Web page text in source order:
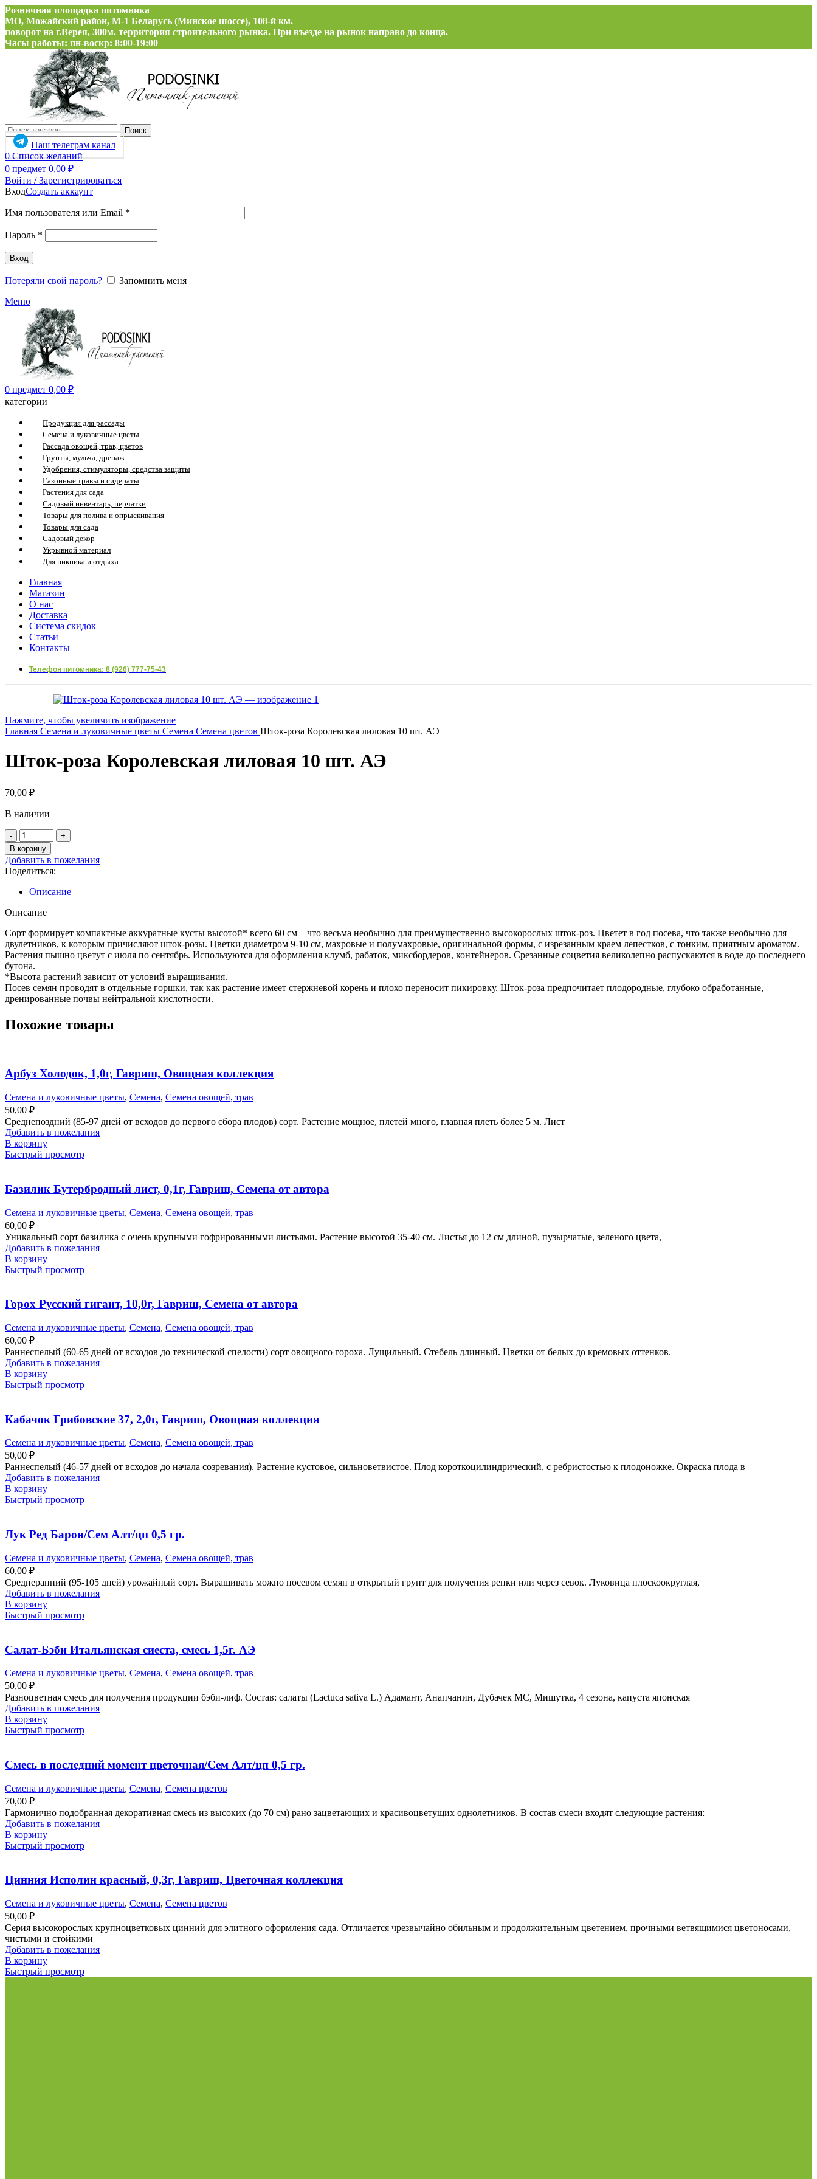
Розничная площадка питомника
МО, Можайский район, М-1 Беларусь (Минское шоссе), 108-й км.
поворот на г.Верея, 300м. территория строительного рынка. При въезде на рынок направо до конца.
Часы работы: пн-воскр: 8:00-19:00
Поиск
Наш телеграм канал
0 Список желаний
0 предмет 0,00 ₽
Войти / Зарегистрироваться
ВходСоздать аккаунт
Имя пользователя или Email *
Пароль *
Вход
Потеряли свой пароль?
Запомнить меня
Меню
0 предмет 0,00 ₽
категории
Продукция для рассады
Семена и луковичные цветы
Рассада овощей, трав, цветов
Грунты, мульча, дренаж
Удобрения, стимуляторы, средства защиты
Газонные травы и сидераты
Растения для сада
Садовый инвентарь, перчатки
Товары для полива и опрыскивания
Товары для сада
Садовый декор
Укрывной материал
Для пикника и отдыха
Главная
Магазин
О нас
Доставка
Система скидок
Статьи
Контакты
Телефон питомника: 8 (926) 777-75-43
Нажмите, чтобы увеличить изображение
Главная Семена и луковичные цветы Семена Семена цветов Шток-роза Королевская лиловая 10 шт. АЭ
Шток-роза Королевская лиловая 10 шт. АЭ
70,00 ₽
В наличии
Количество
товара
Шток-
роза
Королевская
лиловая
шт.
В корзину
Добавить в пожелания
Поделиться:
Описание
Описание
Сорт формирует компактные аккуратные кусты высотой* всего 60 см – что весьма необычно для преимущественно высокорослых шток-роз. Цветет в год посева, что также необычно для
двулетников, к которым причисляют шток-розы. Цветки диаметром 9-10 см, махровые и полумахровые, оригинальной формы, с изрезанным краем лепестков, с тонким, приятным ароматом.
Растения пышно цветут с июля по сентябрь. Используются для оформления клумб, рабаток, миксбордеров, контейнеров. Срезанные соцветия великолепно распускаются в воде до последнего
бутона.
*Высота растений зависит от условий выращивания.
Посев семян проводят в отдельные горшки, так как растение имеет стержневой корень и плохо переносит пикировку. Шток-роза предпочитает плодородные, глубоко обработанные,
дренированные почвы нейтральной кислотности.
Похожие товары
Арбуз Холодок, 1,0г, Гавриш, Овощная коллекция
Семена и луковичные цветы, Семена, Семена овощей, трав
50,00 ₽
Среднепоздний (85-97 дней от всходов до первого сбора плодов) сорт. Растение мощное, плетей много, главная плеть более 5 м. Лист
Добавить в пожелания
В корзину
Быстрый просмотр
Базилик Бутербродный лист, 0,1г, Гавриш, Семена от автора
Семена и луковичные цветы, Семена, Семена овощей, трав
60,00 ₽
Уникальный сорт базилика с очень крупными гофрированными листьями. Растение высотой 35-40 см. Листья до 12 см длиной, пузырчатые, зеленого цвета,
Добавить в пожелания
В корзину
Быстрый просмотр
Горох Русский гигант, 10,0г, Гавриш, Семена от автора
Семена и луковичные цветы, Семена, Семена овощей, трав
60,00 ₽
Раннеспелый (60-65 дней от всходов до технической спелости) сорт овощного гороха. Лущильный. Стебель длинный. Цветки от белых до кремовых оттенков.
Добавить в пожелания
В корзину
Быстрый просмотр
Кабачок Грибовские 37, 2,0г, Гавриш, Овощная коллекция
Семена и луковичные цветы, Семена, Семена овощей, трав
50,00 ₽
Раннеспелый (46-57 дней от всходов до начала созревания). Растение кустовое, сильноветвистое. Плод короткоцилиндрический, с ребристостью к плодоножке. Окраска плода в
Добавить в пожелания
В корзину
Быстрый просмотр
Лук Ред Барон/Сем Алт/цп 0,5 гр.
Семена и луковичные цветы, Семена, Семена овощей, трав
60,00 ₽
Среднеранний (95-105 дней) урожайный сорт. Выращивать можно посевом семян в открытый грунт для получения репки или через севок. Луковица плоскоокруглая,
Добавить в пожелания
В корзину
Быстрый просмотр
Салат-Бэби Итальянская сиеста, смесь 1,5г. АЭ
Семена и луковичные цветы, Семена, Семена овощей, трав
50,00 ₽
Разноцветная смесь для получения продукции бэби-лиф. Состав: салаты (Lactuca sativa L.) Адамант, Анапчанин, Дубачек МС, Мишутка, 4 сезона, капуста японская
Добавить в пожелания
В корзину
Быстрый просмотр
Смесь в последний момент цветочная/Сем Алт/цп 0,5 гр.
Семена и луковичные цветы, Семена, Семена цветов
70,00 ₽
Гармонично подобранная декоративная смесь из высоких (до 70 см) рано зацветающих и красивоцветущих однолетников. В состав смеси входят следующие растения:
Добавить в пожелания
В корзину
Быстрый просмотр
Цинния Исполин красный, 0,3г, Гавриш, Цветочная коллекция
Семена и луковичные цветы, Семена, Семена цветов
50,00 ₽
Серия высокорослых крупноцветковых цинний для элитного оформления сада. Отличается чрезвычайно обильным и продолжительным цветением, прочными ветвящимися цветоносами,
чистыми и стойкими
Добавить в пожелания
В корзину
Быстрый просмотр